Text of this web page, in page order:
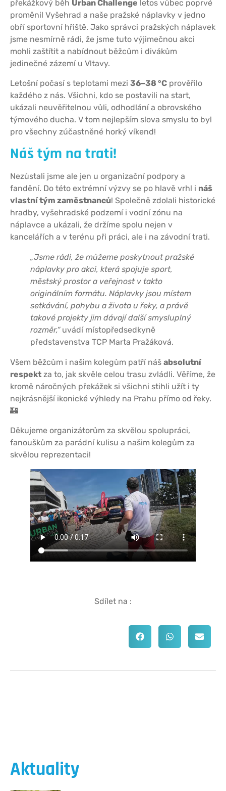
překážkový běh Urban Challenge letos vůbec poprvé
proměnil Vyšehrad a naše pražské náplavky v jedno
obří sportovní hřiště. Jako správci pražských náplavek
jsme nesmírně rádi, že jsme tuto výjimečnou akci
mohli zaštítit a nabídnout běžcům i divákům
jedinečné zázemí u Vltavy.
Letošní počasí s teplotami mezi 36–38 °C prověřilo
každého z nás. Všichni, kdo se postavili na start,
ukázali neuvěřitelnou vůli, odhodlání a obrovského
týmového ducha. V tom nejlepším slova smyslu to byl
pro všechny zúčastněné horký víkend!
Náš tým na trati!
Nezůstali jsme ale jen u organizační podpory a
fandění. Do této extrémní výzvy se po hlavě vrhl i náš
vlastní tým zaměstnanců! Společně zdolali historické
hradby, vyšehradské podzemí i vodní zónu na
náplavce a ukázali, že držíme spolu nejen v
kancelářích a v terénu při práci, ale i na závodní trati.
„Jsme rádi, že můžeme poskytnout pražské
náplavky pro akci, která spojuje sport,
městský prostor a veřejnost v takto
originálním formátu. Náplavky jsou místem
setkávání, pohybu a života u řeky, a právě
takové projekty jim dávají další smysluplný
rozměr,“uvádí místopředsedkyně
představenstva TCP Marta Pražáková.
Všem běžcům i našim kolegům patří náš absolutní
respekt za to, jak skvěle celou trasu zvládli. Věříme, že
kromě náročných překážek si všichni stihli užít i ty
nejkrásnější ikonické výhledy na Prahu přímo od řeky.
🏰
Děkujeme organizátorům za skvělou spolupráci,
fanouškům za parádní kulisu a našim kolegům za
skvělou reprezentaci!
Sdílet na :
Aktuality